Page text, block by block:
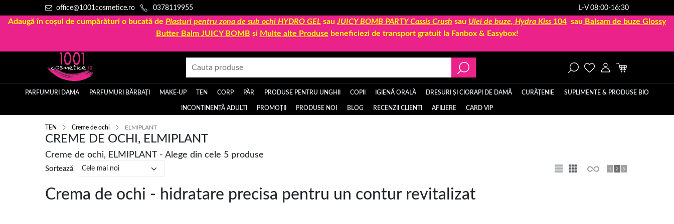
office@1001cosmetice.ro 0378119955 L-V 08:00-16:30
Adaugă în coșul de cumpărături o bucată de Plasturi pentru zona de sub ochi HYDRO GEL sau JUICY BOMB PARTY Cassis Crush sau Ulei de buze, Hydra Kiss 104 sau Balsam de buze Glossy
Butter Balm JUICY BOMB și Multe alte Produse beneficiezi de transport gratuit la Fanbox & Easybox!
PARFUMURI DAMA PARFUMURI BĂRBAȚI MAKE-UP TEN CORP PĂR PRODUSE PENTRU UNGHII COPII IGIENĂ ORALĂ DRESURI ȘI CIORAPI DE DAMĂ CURĂȚENIE SUPLIMENTE & PRODUSE BIO
INCONTINENȚĂ ADULȚI PROMOȚII PRODUSE NOI BLOG RECENZII CLIENȚI AFILIERE CARD VIP
TEN Creme de ochi ELMIPLANT
CREME DE OCHI, ELMIPLANT
Creme de ochi, ELMIPLANT - Alege din cele 5 produse
Sortează
Crema de ochi - hidratare precisa pentru un contur revitalizat